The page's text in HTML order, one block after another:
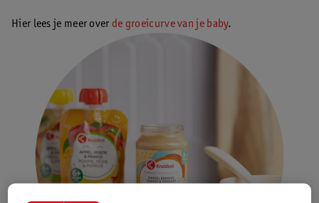
Hier lees je meer over de groeicurve van je baby.